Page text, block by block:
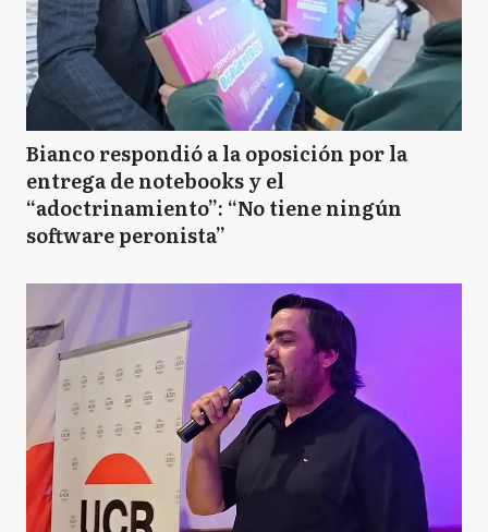
Bianco respondió a la oposición por la
entrega de notebooks y el
“adoctrinamiento”: “No tiene ningún
software peronista”